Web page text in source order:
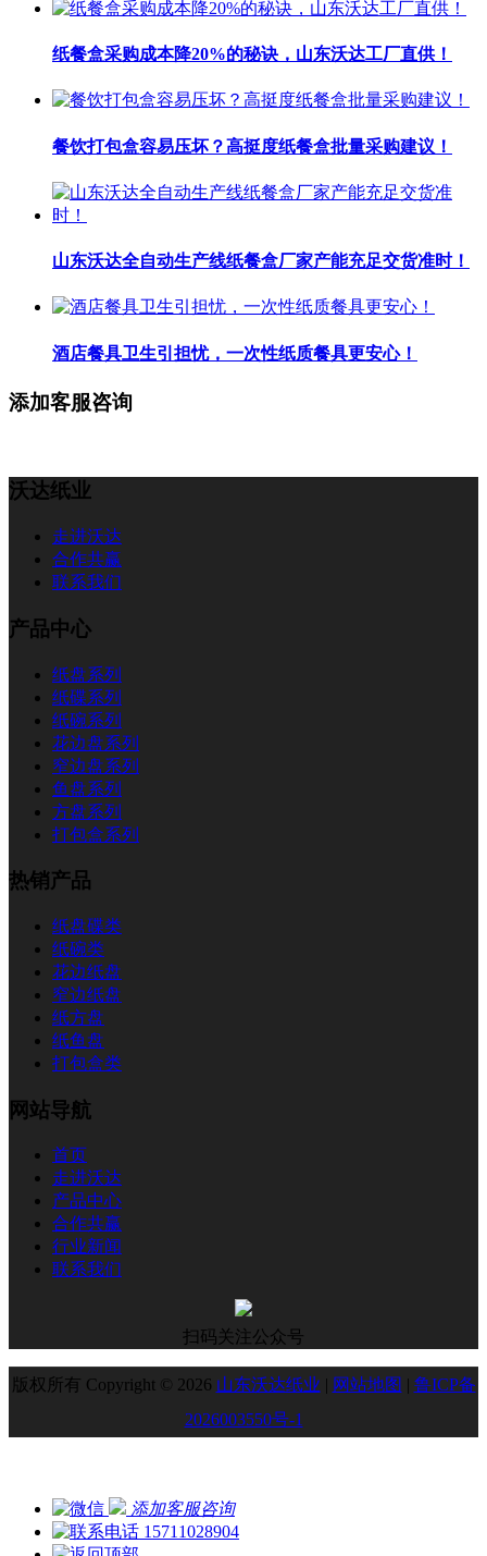
纸餐盒采购成本降20%的秘诀，山东沃达工厂直供！
餐饮打包盒容易压坏？高挺度纸餐盒批量采购建议！
山东沃达全自动生产线纸餐盒厂家产能充足交货准时！
酒店餐具卫生引担忧，一次性纸质餐具更安心！
添加客服咨询
沃达纸业
走进沃达
合作共赢
联系我们
产品中心
纸盘系列
纸碟系列
纸碗系列
花边盘系列
窄边盘系列
鱼盘系列
方盘系列
打包盒系列
热销产品
纸盘碟类
纸碗类
花边纸盘
窄边纸盘
纸方盘
纸鱼盘
打包盒类
网站导航
首页
走进沃达
产品中心
合作共赢
行业新闻
联系我们
扫码关注公众号
版权所有 Copyright © 2026 山东沃达纸业 | 网站地图 | 鲁ICP备
2026003550号-1
添加客服咨询
15711028904